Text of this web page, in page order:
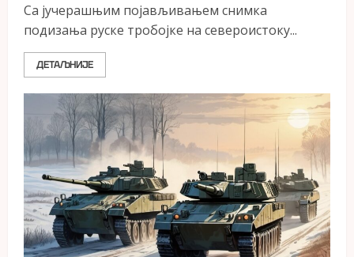
Са јучерашњим појављивањем снимка
подизања руске тробојке на североистоку...
ДЕТАЉНИЈЕ